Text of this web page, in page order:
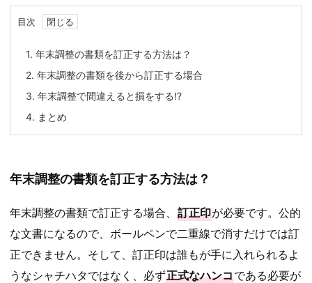
目次
1. 年末調整の書類を訂正する方法は？
2. 年末調整の書類を後から訂正する場合
3. 年末調整で間違えると損をする!?
4. まとめ
年末調整の書類を訂正する方法は？
年末調整の書類で訂正する場合、 訂正印が必要です。公的
な文書になるので、ボールペンで二重線で消すだけでは訂
正できません。そして、訂正印は誰もが手に入れられるよ
うなシャチハタではなく、必ず正式なハンコである必要が